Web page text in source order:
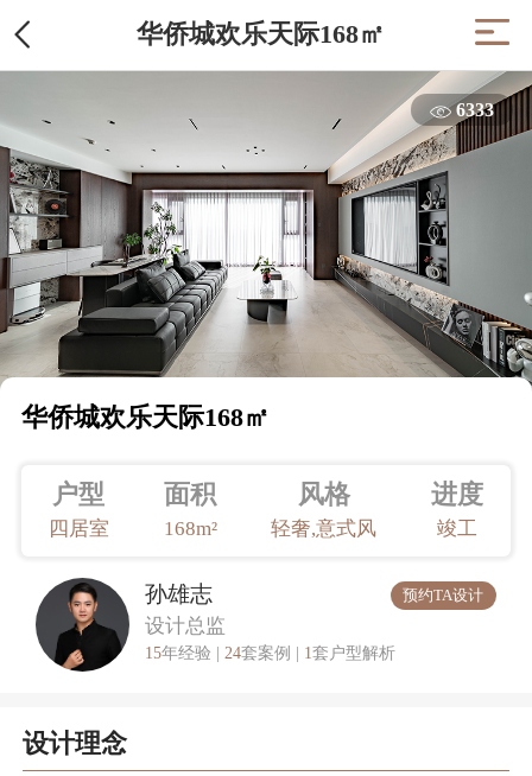
华侨城欢乐天际168㎡
6333
华侨城欢乐天际168㎡
户型
四居室
面积
168m²
风格
轻奢,意式风
进度
竣工
孙雄志
设计总监
15年经验 | 24套案例 | 1套户型解析
预约TA设计
设计理念